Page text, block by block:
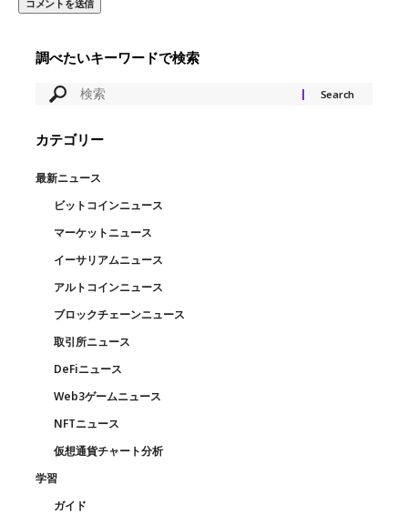
調べたいキーワードで検索
カテゴリー
最新ニュース
ビットコインニュース
マーケットニュース
イーサリアムニュース
アルトコインニュース
ブロックチェーンニュース
取引所ニュース
DeFiニュース
Web3ゲームニュース
NFTニュース
仮想通貨チャート分析
学習
ガイド